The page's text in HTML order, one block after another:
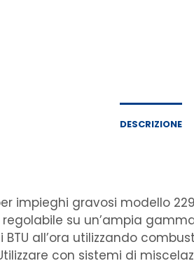
DESCRIZIONE
impieghi gravosi modello
su un’ampia
BTU all’ora utilizzando
con sistemi di